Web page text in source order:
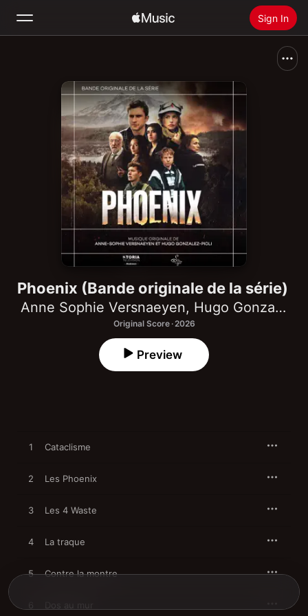
Sign In
Home
Radio
Install Apple Music
Phoenix (Bande originale de la série)
Anne Sophie Versnaeyen, Hugo Gonzalez-Pioli
Original Score · 2026
Preview
1 Cataclisme
2 Les Phoenix
3 Les 4 Waste
4 La traque
5 Contre la montre
Dos au mur